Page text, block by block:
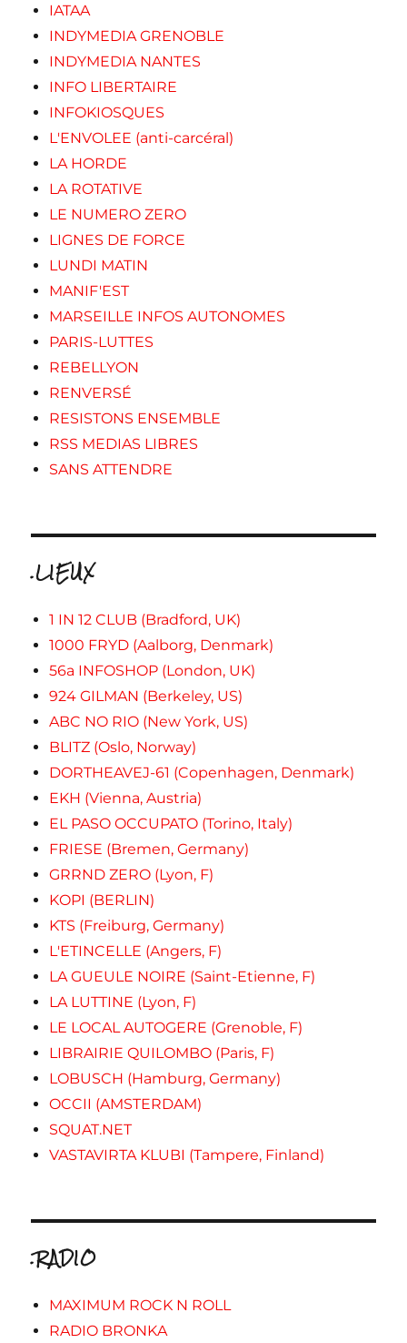
IATAA
INDYMEDIA GRENOBLE
INDYMEDIA NANTES
INFO LIBERTAIRE
INFOKIOSQUES
L'ENVOLEE (anti-carcéral)
LA HORDE
LA ROTATIVE
LE NUMERO ZERO
LIGNES DE FORCE
LUNDI MATIN
MANIF'EST
MARSEILLE INFOS AUTONOMES
PARIS-LUTTES
REBELLYON
RENVERSÉ
RESISTONS ENSEMBLE
RSS MEDIAS LIBRES
SANS ATTENDRE
.LIEUX
1 IN 12 CLUB (Bradford, UK)
1000 FRYD (Aalborg, Denmark)
56a INFOSHOP (London, UK)
924 GILMAN (Berkeley, US)
ABC NO RIO (New York, US)
BLITZ (Oslo, Norway)
DORTHEAVEJ-61 (Copenhagen, Denmark)
EKH (Vienna, Austria)
EL PASO OCCUPATO (Torino, Italy)
FRIESE (Bremen, Germany)
GRRND ZERO (Lyon, F)
KOPI (BERLIN)
KTS (Freiburg, Germany)
L'ETINCELLE (Angers, F)
LA GUEULE NOIRE (Saint-Etienne, F)
LA LUTTINE (Lyon, F)
LE LOCAL AUTOGERE (Grenoble, F)
LIBRAIRIE QUILOMBO (Paris, F)
LOBUSCH (Hamburg, Germany)
OCCII (AMSTERDAM)
SQUAT.NET
VASTAVIRTA KLUBI (Tampere, Finland)
.RADIO
MAXIMUM ROCK N ROLL
RADIO BRONKA